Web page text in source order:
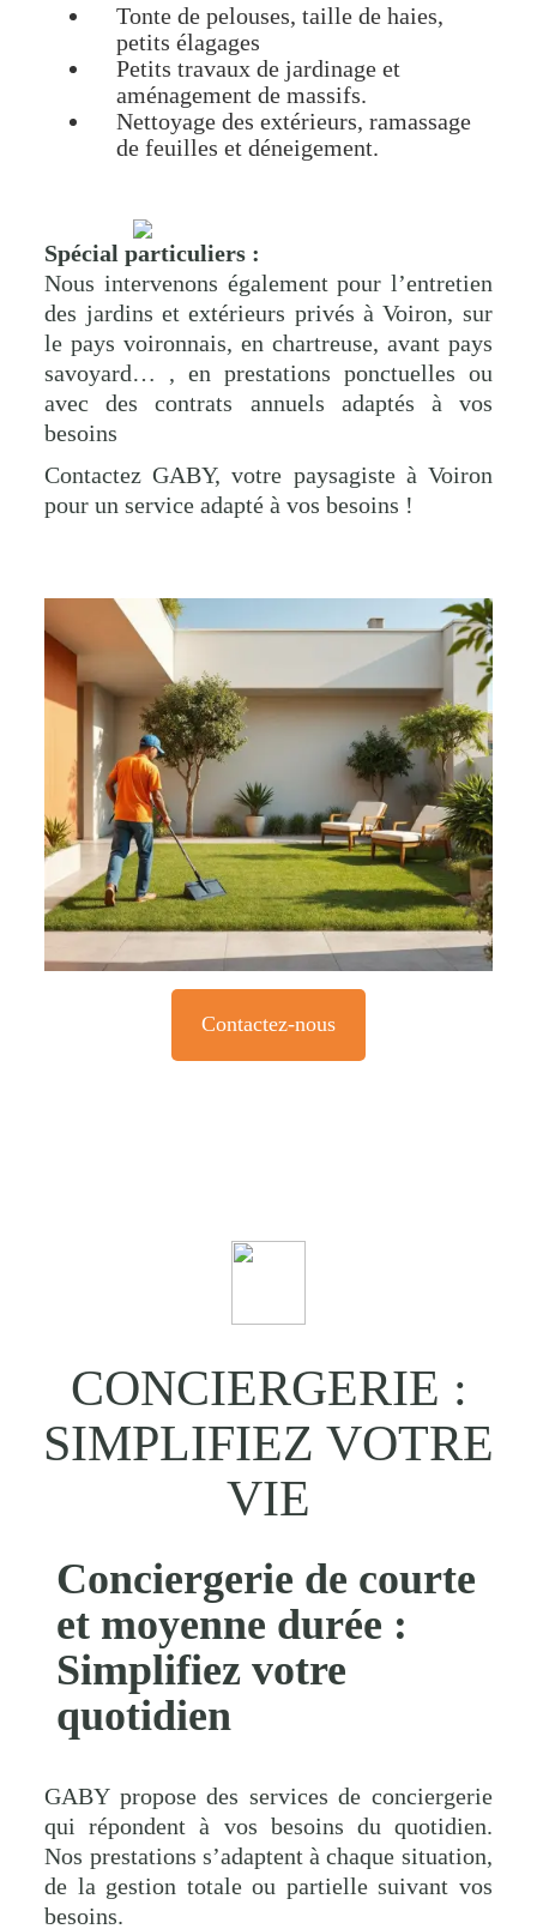
Tonte de pelouses, taille de haies,
petits élagages
Petits travaux de jardinage et
aménagement de massifs.
Nettoyage des extérieurs, ramassage
de feuilles et déneigement.
Spécial particuliers :
Nous intervenons également pour l’entretien
des jardins et extérieurs privés à Voiron, sur
le pays voironnais, en chartreuse, avant pays
savoyard… , en prestations ponctuelles ou
avec des contrats annuels adaptés à vos
besoins
Contactez GABY, votre paysagiste à Voiron
pour un service adapté à vos besoins !
Contactez-nous
CONCIERGERIE :
SIMPLIFIEZ VOTRE
VIE
Conciergerie de courte
et moyenne durée :
Simplifiez votre
quotidien
GABY propose des services de conciergerie
qui répondent à vos besoins du quotidien.
Nos prestations s’adaptent à chaque situation,
de la gestion totale ou partielle suivant vos
besoins.